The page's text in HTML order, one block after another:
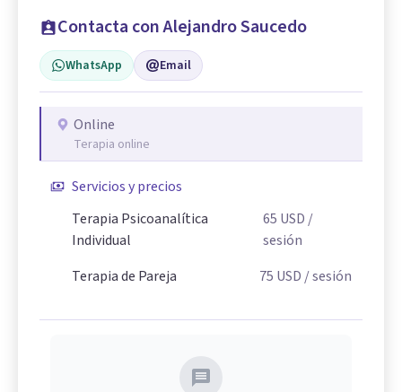
Contacta con Alejandro Saucedo
WhatsApp Email
Online
Terapia online
Servicios y precios
Terapia Psicoanalítica
Individual
65 USD /
sesión
Terapia de Pareja
75 USD / sesión